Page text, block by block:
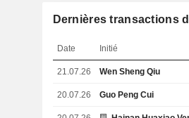
Dernières transactions
Date Initié
21.07.26 Wen Sheng Qiu
20.07.26 Guo Peng Cui